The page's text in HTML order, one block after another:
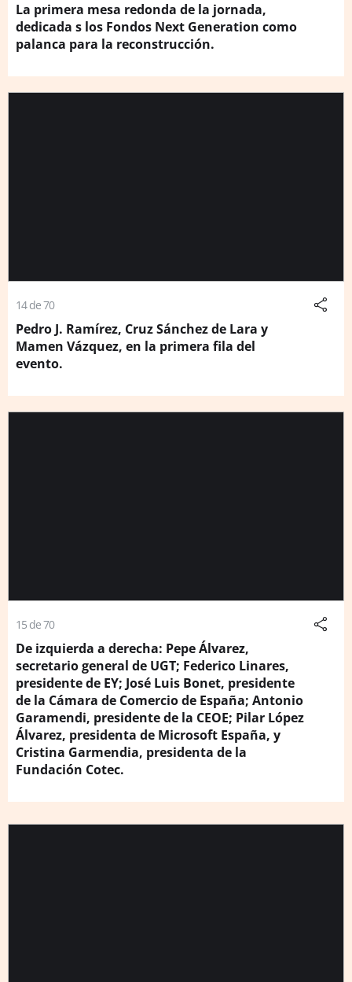
La primera mesa redonda de la jornada,
dedicada s los Fondos Next Generation como
palanca para la reconstrucción.
14 de 70
Pedro J. Ramírez, Cruz Sánchez de Lara y
Mamen Vázquez, en la primera fila del
evento.
15 de 70
De izquierda a derecha: Pepe Álvarez,
secretario general de UGT; Federico Linares,
presidente de EY; José Luis Bonet, presidente
de la Cámara de Comercio de España; Antonio
Garamendi, presidente de la CEOE; Pilar López
Álvarez, presidenta de Microsoft España, y
Cristina Garmendia, presidenta de la
Fundación Cotec.